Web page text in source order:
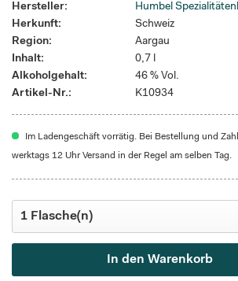
Hersteller:
Humbel
Herkunft:
Schweiz
Region:
Aargau
Inhalt:
0,7 l
Alkoholgehalt:
46 % Vol.
Artikel-Nr.:
K10934
Im Ladengeschäft vorrätig. Bei Bestellung und
werktags 12 Uhr Versand in der Regel am selben Tag.
In den Warenkorb